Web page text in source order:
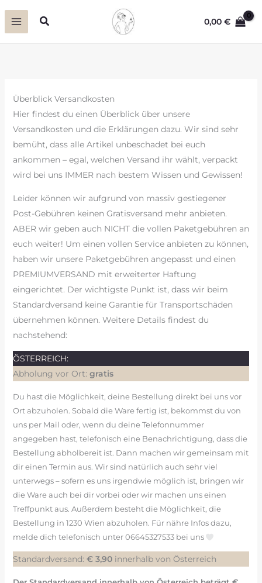
Inhalt
Suchen 0,00€
Überblick Versandkosten
Hier findest du einen Überblick über unsere
Versandkosten und die Erklärungen dazu. Wir sind sehr
bemüht, dass alle Artikel unbeschadet bei euch
ankommen – egal, welchen Versand ihr wählt, verpackt
wird bei uns IMMER nach bestem Wissen und Gewissen!
Leider können wir aufgrund von massiv gestiegener
Post-Gebühren keinen Gratisversand mehr anbieten.
ABER wir geben auch NICHT die vollen Paketgebühren an
euch weiter! Um einen vollen Service anbieten zu können,
haben wir unsere Paketgebühren angepasst und einen
PREMIUMVERSAND mit erweiterter Haftung
eingerichtet. Der wichtigste Punkt ist, dass wir beim
Standardversand keine Garantie für Transportschäden
übernehmen können. Weitere Details findest du
nachstehend:
ÖSTERREICH:
Abholung vor Ort: gratis
Du hast die Möglichkeit, deine Bestellung direkt bei uns vor
Ort abzuholen. Sobald die Ware fertig ist, bekommst du von
uns per Mail oder, wenn du deine Telefonnummer
angegeben hast, telefonisch eine Benachrichtigung, dass die
Bestellung abholbereit ist. Dann machen wir gemeinsam mit
dir einen Termin aus. Wir sind natürlich auch sehr viel
unterwegs – sofern es uns irgendwie möglich ist, bringen wir
die Ware auch bei dir vorbei oder wir machen uns einen
Treffpunkt aus. Außerdem besteht die Möglichkeit, die
Bestellung in 1230 Wien abzuholen. Für nähre Infos dazu,
melde dich telefonisch unter 06645327533 bei uns
Standardversand: € 3,90innerhalb von Österreich